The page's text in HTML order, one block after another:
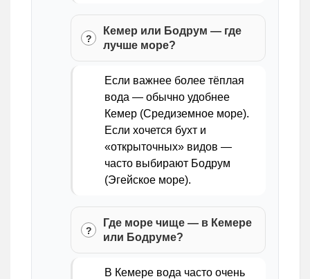
Кемер или Бодрум — где
лучше море?
Если важнее более тёплая
вода — обычно удобнее
Кемер (Средиземное море).
Если хочется бухт и
«открыточных» видов —
часто выбирают Бодрум
(Эгейское море).
Где море чище — в Кемере
или Бодруме?
В Кемере вода часто очень